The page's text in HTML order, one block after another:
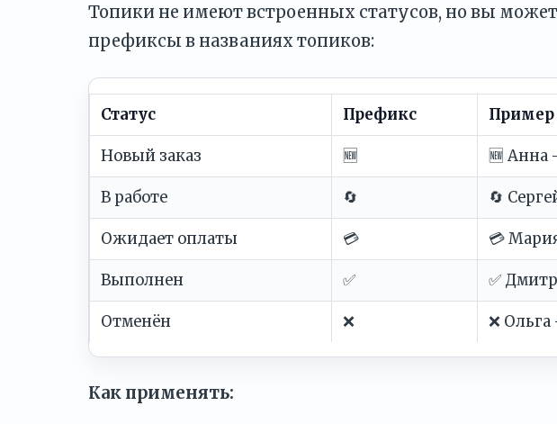
Топики не имеют встроенных статусов, но вы
префиксы в названиях топиков:
Статус Префикс Пример
Новый заказ 🆕 🆕 Анна
В работе 🔄 🔄
Ожидает оплаты 💳 💳
Выполнен ✅ ✅
Отменён ❌ ❌
Как применять: